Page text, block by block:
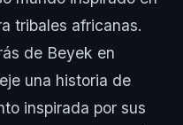
tribales africanas.
de Beyek en
una historia de
inspirada por sus